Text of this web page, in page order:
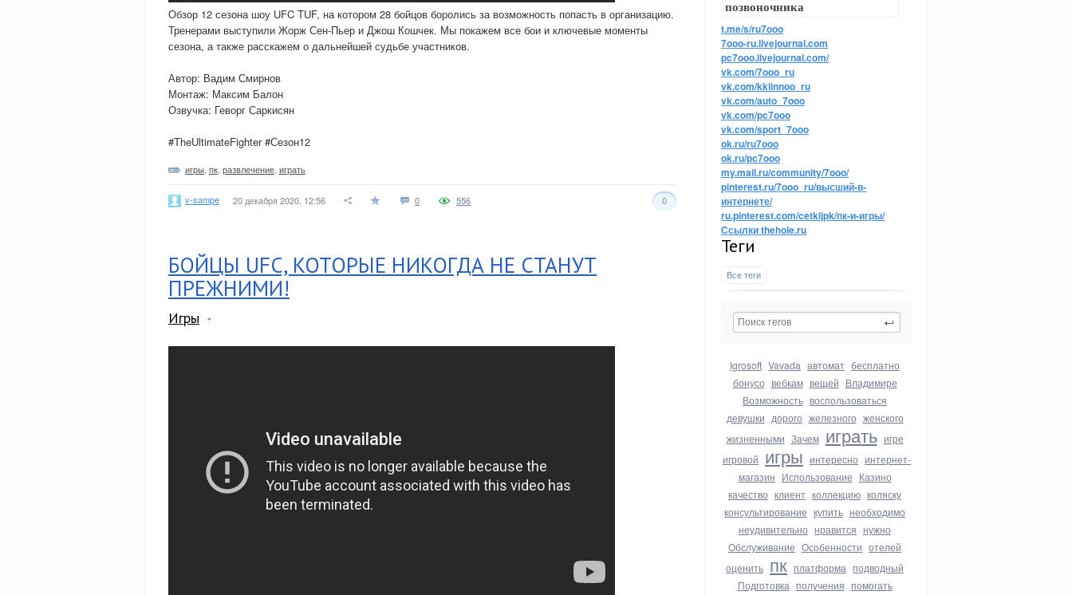
позвоночника
t.me/s/ru7ooo
7ooo-ru.livejournal.com
pc7ooo.livejournal.com/
vk.com/7ooo_ru
vk.com/kkiinnoo_ru
vk.com/auto_7ooo
vk.com/pc7ooo
vk.com/sport_7ooo
ok.ru/ru7ooo
ok.ru/pc7ooo
my.mail.ru/community/7ooo/
pinterest.ru/7ooo_ru/высший-в-
интернете/
ru.pinterest.com/cetkijpk/пк-и-игры/
Ссылки thehole.ru
Теги
Все теги
Igrosoft Vavada автомат бесплатно
бонусо вебкам вещей Владимире
Возможность воспользоваться
девушки дорого железного женского
жизненными Зачем играть игре
игровой игры интересно интернет-
магазин Использование Казино
качество клиент коллекцию коляску
консультирование купить необходимо
неудивительно нравится нужно
Обслуживание Особенности отелей
оценить пк платформа подводный
Подготовка получения помогать
Обзор 12 сезона шоу UFC TUF, на котором 28 бойцов боролись за возможность попасть в организацию.
Тренерами выступили Жорж Сен-Пьер и Джош Кошчек. Мы покажем все бои и ключевые моменты
сезона, а также расскажем о дальнейшей судьбе участников.
Автор: Вадим Смирнов
Монтаж: Максим Балон
Озвучка: Геворг Саркисян
#TheUltimateFighter #Сезон12
игры пк развлечение играть
v-sampe 20 декабря 2020, 12:56 0 0
556
БОЙЦЫ UFC, КОТОРЫЕ НИКОГДА НЕ СТАНУТ
ПРЕЖНИМИ!
Игры